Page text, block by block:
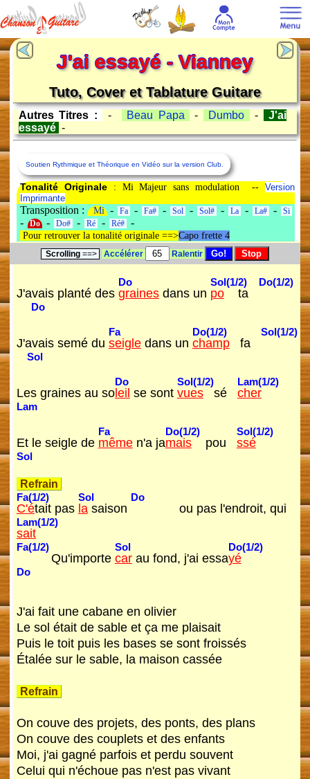
J'ai essayé - Vianney
Tuto, Cover et Tablature Guitare
Autres Titres : - Beau Papa - Dumbo -
J'ai
essayé -
Soutien Rythmique et Théorique en Vidéo sur la version Club.
Tonalité Originale: Mi Majeur sans modulation -- Version
Imprimante
Transposition : Mi- Fa - Fa# - Sol - Sol# - La - La# - Si
- Do - Do# - Ré - Ré# -
Pour retrouver la tonalité originale ==>Capo frette 4
Scrolling ==> Accélérer Ralentir
J'avais planté des
Do
grainesdans un
Sol(1/2)
pota
Do(1/2)
Do
J'avais semé du
Fa
seigledans un
Do(1/2)
champfa
Sol(1/2)
Sol
Les graines au so
Do
leil se sont
Sol(1/2)
vuessé
Lam(1/2)
cher
Lam
Et le seigle de
Fa
mêmen'a ja
Do(1/2)
maispou
Sol(1/2)
ssé
Sol
Refrain
Fa(1/2)
C'était pas
Sol
lasaison
Do
ou pas l'endroit, qui
Lam(1/2)
sait
Fa(1/2)
Qu'importe
Sol
carau fond, j'ai essa
Do(1/2)
yé
Do
J'ai fait une cabane en olivier
Le sol était de sable et ça me plaisait
Puis le toit puis les bases se sont froissés
Étalée sur le sable, la maison cassée
Refrain
On couve des projets, des ponts, des plans
On couve des couplets et des enfants
Moi, j'ai gagné parfois et perdu souvent
Celui qui n'échoue pas n'est pas vivant